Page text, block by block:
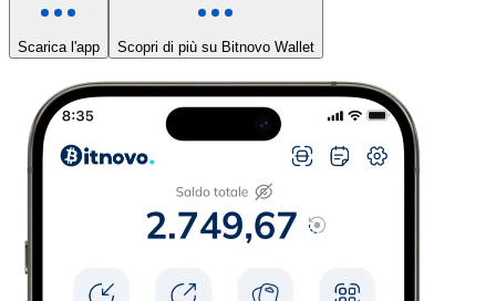
Scarica l'app Scopri di più su Bitnovo Wallet